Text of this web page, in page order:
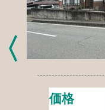
価格